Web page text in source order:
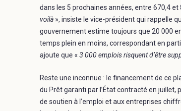
dans les 5 prochaines années, entre 670,4 et
voilà », insiste le vice-président qui rappelle
gouvernement estime toujours que 20 000
temps plein en moins, correspondant en
ajoute que « 3 000 emplois risquent d’être
Reste une inconnue : le financement de ce
du Prêt garanti par l’État contracté en
de soutien à l’emploi et aux entreprises